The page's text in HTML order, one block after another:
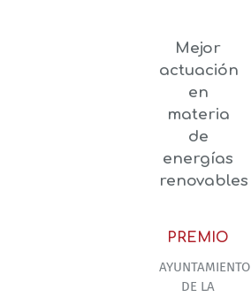
Mejor
actuación
en
materia
de
energías
renovables
PREMIO
AYUNTAMIENTO
DE LA